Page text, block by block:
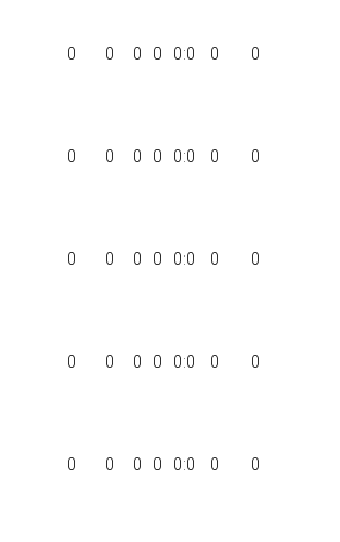
0 0 0 0 0:0 0 0
0 0 0 0 0:0 0 0
0 0 0 0 0:0 0 0
0 0 0 0 0:0 0 0
0 0 0 0 0:0 0 0